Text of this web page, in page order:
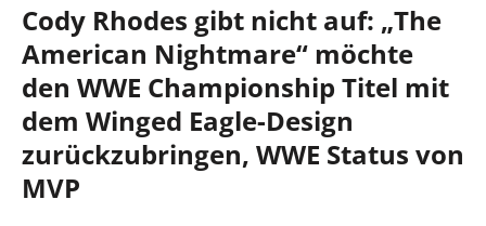
Cody Rhodes gibt nicht auf: „The
American Nightmare“ möchte
den WWE Championship Titel mit
dem Winged Eagle-Design
zurückzubringen, WWE Status von
MVP